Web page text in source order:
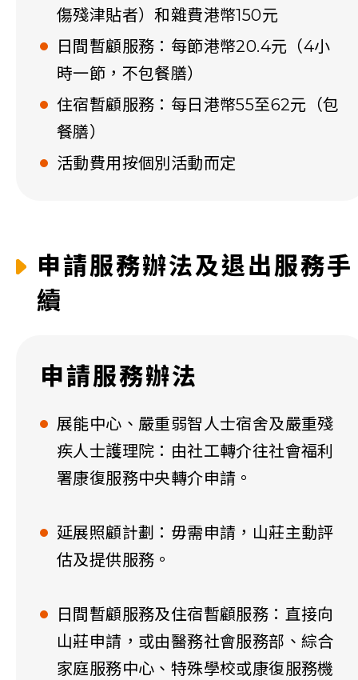
傷殘津貼者）和雜費港幣150元
日間暫顧服務：每節港幣20.4元（4小
時一節，不包餐膳）
住宿暫顧服務：每日港幣55至62元（包
餐膳）
活動費用按個別活動而定
申請服務辦法及退出服務手
續
申請服務辦法
展能中心、嚴重弱智人士宿舍及嚴重殘
疾人士護理院：由社工轉介往社會福利
署康復服務中央轉介申請。
延展照顧計劃：毋需申請，山莊主動評
估及提供服務。
日間暫顧服務及住宿暫顧服務：直接向
山莊申請，或由醫務社會服務部、綜合
家庭服務中心、特殊學校或康復服務機